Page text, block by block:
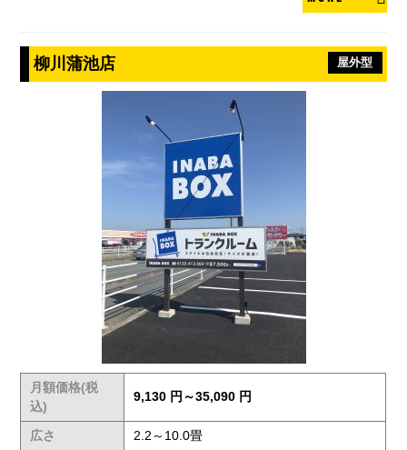
柳川蒲池店 屋外型
月額価格(税
込)
9,130 円～35,090 円
広さ
2.2～10.0畳